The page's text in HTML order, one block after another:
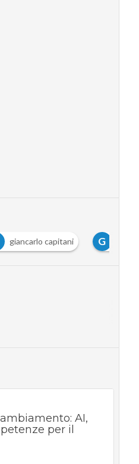
giancarlo capitani G
AI,
per il